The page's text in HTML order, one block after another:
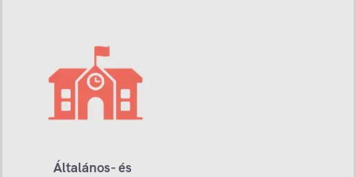
Általános- és